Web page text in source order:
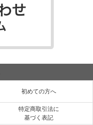
初めての方へ
特定商取引法に
基づく表記